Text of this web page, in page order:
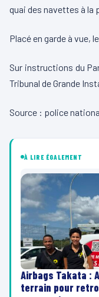
quai des navettes à la
Placé en garde à vue,
Sur instructions du
Tribunal de Grande
Source : police
À LIRE ÉGALEMENT
Airbags Takata :
terrain pour